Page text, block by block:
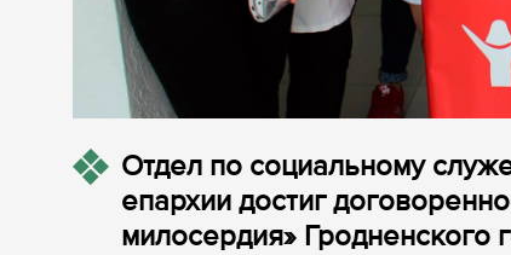
Отдел по социальному
епархии достиг
милосердия» Гродненского